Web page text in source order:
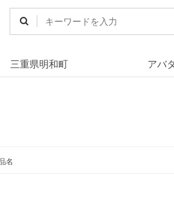
三重県明和町 アバ
名